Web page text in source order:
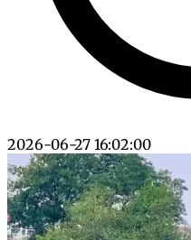
2026-06-27 16:02:00